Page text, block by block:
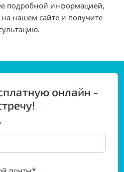
подробной информацией,
нашем сайте и получите
онлайн -